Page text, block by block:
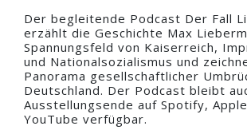
Der begleitende Podcast Der Fall
erzählt die Geschichte Max
Spannungsfeld von Kaiserreich,
und Nationalsozialismus und
Panorama gesellschaftlicher
Deutschland. Der Podcast bleibt
Ausstellungsende auf Spotify,
YouTube verfügbar.